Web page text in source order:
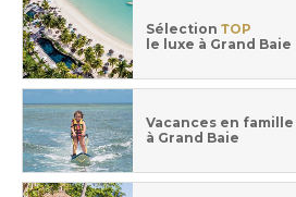
Sélection TOP
le luxe à Grand Baie
Vacances en famille
à Grand Baie